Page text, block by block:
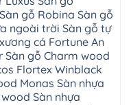
gỗ Robina Sàn gỗ
ngoài trời Sàn gỗ tự
cá Fortune An
Sàn gỗ Charm wood
Flortex Winblack
Monas Sàn nhựa
Sàn nhựa